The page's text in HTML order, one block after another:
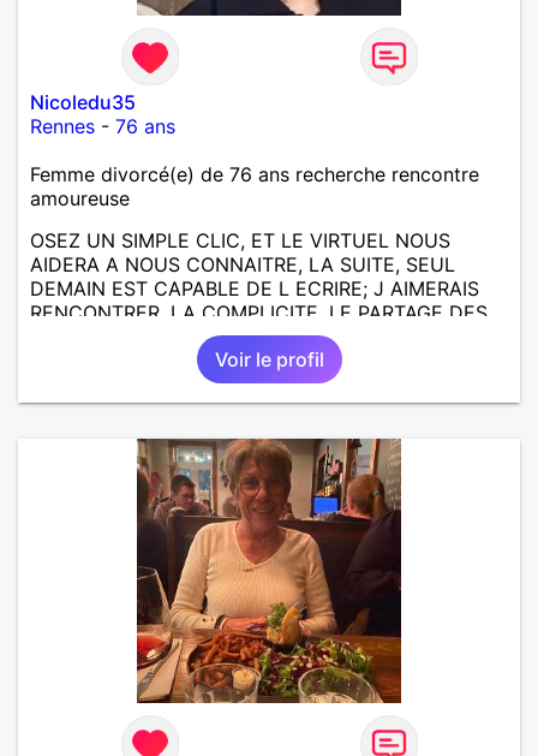
Nicoledu35
Rennes - 76 ans
Femme divorcé(e) de 76 ans recherche rencontre
amoureuse
OSEZ UN SIMPLE CLIC, ET LE VIRTUEL NOUS
AIDERA A NOUS CONNAITRE, LA SUITE, SEUL
DEMAIN EST CAPABLE DE L ECRIRE; J AIMERAIS
RENCONTRER, LA COMPLICITE, LE PARTAGE DES
BELLES CHOSES DE LA VIE : BALADES, VOYAGES
EN FRANCE OU AILLEURS. ETRE A L ECOUTE DE L
AUTRE, ET LA VIE SERA PLUS BELLE
ENCORE.....................
Voir le profil